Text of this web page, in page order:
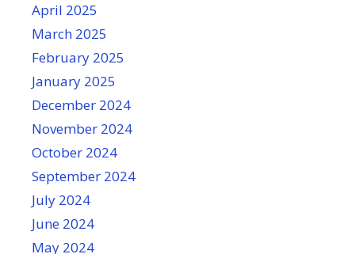
April 2025
March 2025
February 2025
January 2025
December 2024
November 2024
October 2024
September 2024
July 2024
June 2024
May 2024